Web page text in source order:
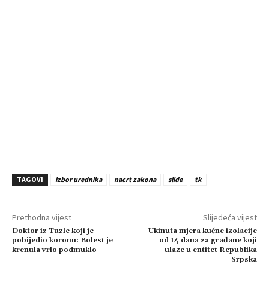
TAGOVI izbor urednika nacrt zakona slide tk
Prethodna vijest
Doktor iz Tuzle koji je
pobijedio koronu: Bolest je
krenula vrlo podmuklo
Slijedeća vijest
Ukinuta mjera kućne izolacije
od 14 dana za građane koji
ulaze u entitet Republika
Srpska